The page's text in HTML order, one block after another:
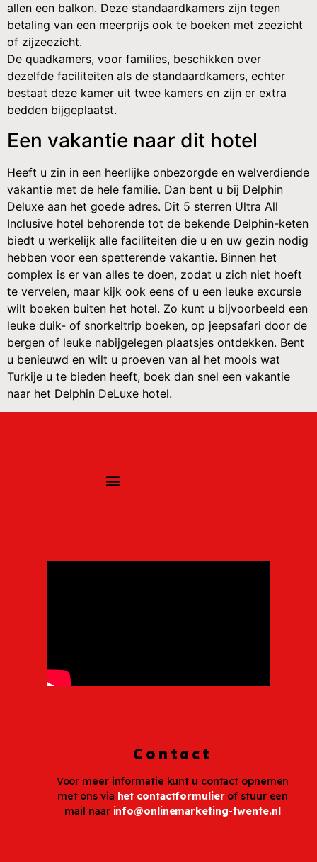
allen een balkon. Deze standaardkamers zijn tegen
betaling van een meerprijs ook te boeken met zeezicht
of zijzeezicht.
De quadkamers, voor families, beschikken over
dezelfde faciliteiten als de standaardkamers, echter
bestaat deze kamer uit twee kamers en zijn er extra
bedden bijgeplaatst.
Een vakantie naar dit hotel
Heeft u zin in een heerlijke onbezorgde en welverdiende
vakantie met de hele familie. Dan bent u bij Delphin
Deluxe aan het goede adres. Dit 5 sterren Ultra All
Inclusive hotel behorende tot de bekende Delphin-keten
biedt u werkelijk alle faciliteiten die u en uw gezin nodig
hebben voor een spetterende vakantie. Binnen het
complex is er van alles te doen, zodat u zich niet hoeft
te vervelen, maar kijk ook eens of u een leuke excursie
wilt boeken buiten het hotel. Zo kunt u bijvoorbeeld een
leuke duik- of snorkeltrip boeken, op jeepsafari door de
bergen of leuke nabijgelegen plaatsjes ontdekken. Bent
u benieuwd en wilt u proeven van al het moois wat
Turkije u te bieden heeft, boek dan snel een vakantie
naar het Delphin DeLuxe hotel.
Contact
Voor meer informatie kunt u contact opnemen
met ons via het contactformulierof stuur een
mail naar info@onlinemarketing-twente.nl